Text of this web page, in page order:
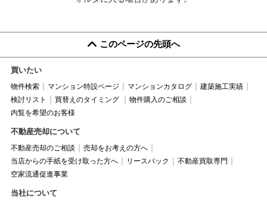
このページの先頭へ
買いたい
物件検索 マンション特設ページ マンションカタログ
建築施工実績
検討リスト
買替えのタイミング
物件購入のご相談
内覧を希望のお客様
不動産売却について
不動産売却のご相談
売却をお考えの方へ
当店からの手紙を受け取った方へ
リースバック
不動産買取専門
空家流通促進事業
当社について